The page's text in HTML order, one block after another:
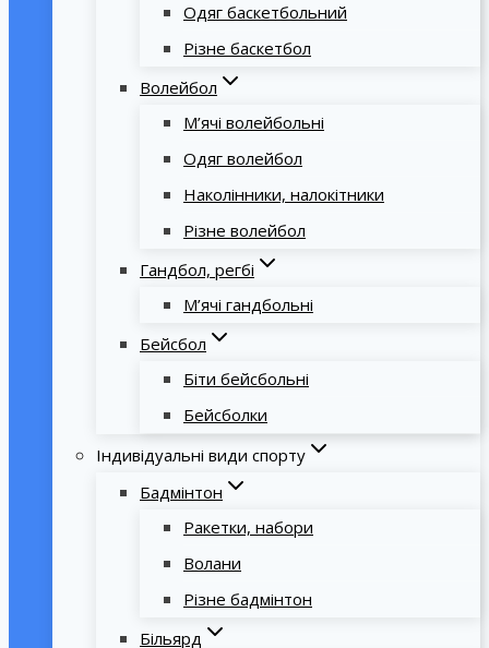
Одяг баскетбольний
Різне баскетбол
Волейбол
М’ячі волейбольні
Одяг волейбол
Наколінники, налокітники
Різне волейбол
Гандбол, регбі
М’ячі гандбольні
Бейсбол
Біти бейсбольні
Бейсболки
Індивідуальні види спорту
Бадмінтон
Ракетки, набори
Волани
Різне бадмінтон
Більярд